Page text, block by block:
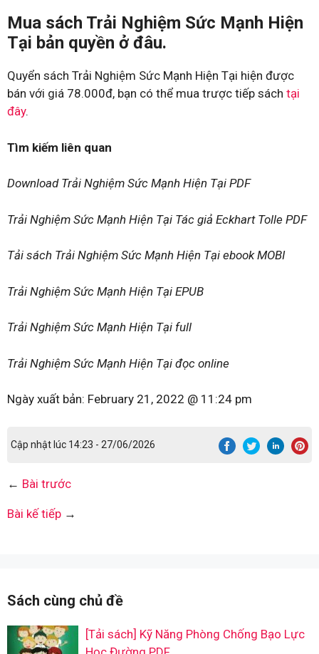
Mua sách Trải Nghiệm Sức Mạnh Hiện
Tại bản quyền ở đâu.
Quyển sách Trải Nghiệm Sức Mạnh Hiện Tại hiện được
bán với giá 78.000đ, bạn có thể mua trược tiếp sách tại
đây.
Tìm kiếm liên quan
Download Trải Nghiệm Sức Mạnh Hiện Tại PDF
Trải Nghiệm Sức Mạnh Hiện Tại Tác giả Eckhart Tolle PDF
Tải sách Trải Nghiệm Sức Mạnh Hiện Tại ebook MOBI
Trải Nghiệm Sức Mạnh Hiện Tại EPUB
Trải Nghiệm Sức Mạnh Hiện Tại full
Trải Nghiệm Sức Mạnh Hiện Tại đọc online
Ngày xuất bản: February 21, 2022 @ 11:24 pm
Cập nhật lúc 14:23 - 27/06/2026
← Bài trước
Bài kế tiếp →
Sách cùng chủ đề
[Tải sách] Kỹ Năng Phòng Chống Bạo Lực